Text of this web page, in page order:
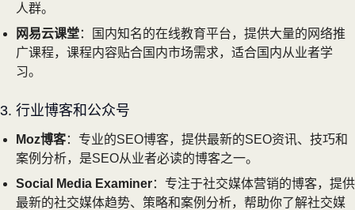
人群。
网易云课堂：国内知名的在线教育平台，提供大量的网络推
广课程，课程内容贴合国内市场需求，适合国内从业者学
习。
3. 行业博客和公众号
Moz博客：专业的SEO博客，提供最新的SEO资讯、技巧和
案例分析，是SEO从业者必读的博客之一。
Social Media Examiner：专注于社交媒体营销的博客，提供
最新的社交媒体趋势、策略和案例分析，帮助你了解社交媒